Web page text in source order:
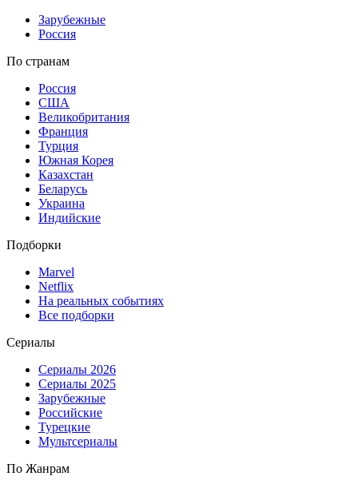
Зарубежные
Россия
По странам
Россия
США
Великобритания
Франция
Турция
Южная Корея
Казахстан
Беларусь
Украина
Индийские
Подборки
Marvel
Netflix
На реальных событиях
Все подборки
Сериалы
Сериалы 2026
Сериалы 2025
Зарубежные
Российские
Турецкие
Мультсериалы
По Жанрам